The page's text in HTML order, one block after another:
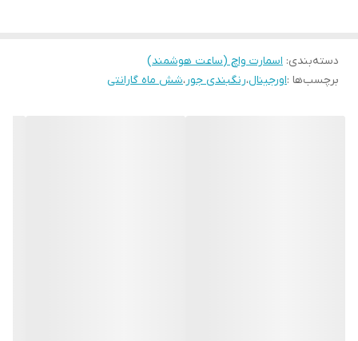
دسته‌بندی: اسمارت واچ (ساعت هوشمند)
برچسب‌ها :اورجینال،رنگبندی جور،شش ماه گارانتی